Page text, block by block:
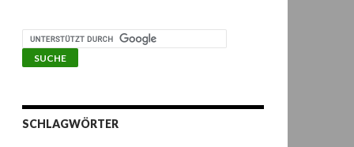
SCHLAGWÖRTER